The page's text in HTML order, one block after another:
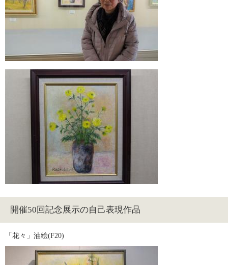
開催50回記念展示の自己表現作品
「花々」油絵(F20)